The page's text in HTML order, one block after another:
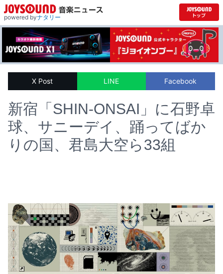
powered byナタリー
X Post LINE Facebook
新宿「SHIN-ONSAI」に石野卓
球、サニーデイ、踊ってばか
りの国、君島大空ら33組